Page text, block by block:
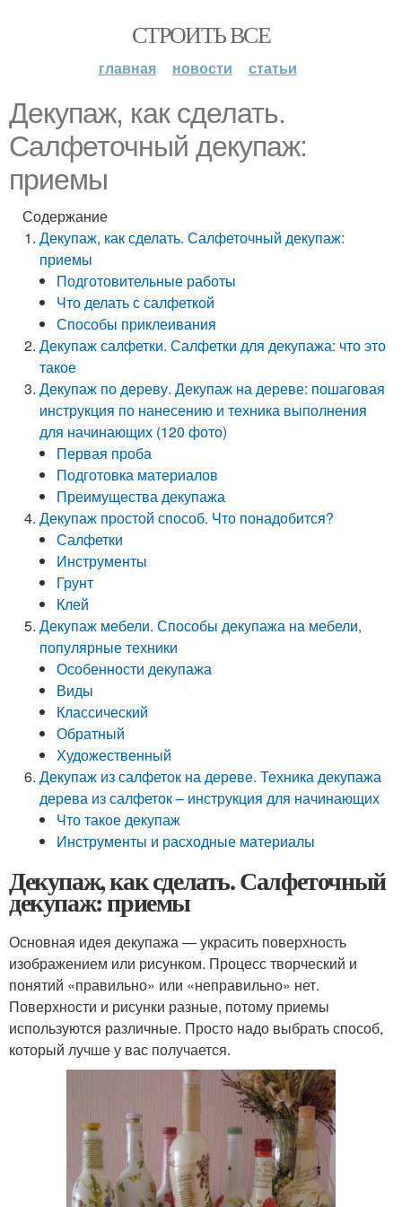
СТРОИТЬ ВСЕ
главная новости статьи
Декупаж, как сделать.
Салфеточный декупаж:
приемы
Содержание
Декупаж, как сделать. Салфеточный декупаж:
приемы
Подготовительные работы
Что делать с салфеткой
Способы приклеивания
Декупаж салфетки. Салфетки для декупажа: что это
такое
Декупаж по дереву. Декупаж на дереве: пошаговая
инструкция по нанесению и техника выполнения
для начинающих (120 фото)
Первая проба
Подготовка материалов
Преимущества декупажа
Декупаж простой способ. Что понадобится?
Салфетки
Инструменты
Грунт
Клей
Декупаж мебели. Способы декупажа на мебели,
популярные техники
Особенности декупажа
Виды
Классический
Обратный
Художественный
Декупаж из салфеток на дереве. Техника декупажа
дерева из салфеток – инструкция для начинающих
Что такое декупаж
Инструменты и расходные материалы
Декупаж, как сделать. Салфеточный
декупаж: приемы
Основная идея декупажа — украсить поверхность
изображением или рисунком. Процесс творческий и
понятий «правильно» или «неправильно» нет.
Поверхности и рисунки разные, потому приемы
используются различные. Просто надо выбрать способ,
который лучше у вас получается.